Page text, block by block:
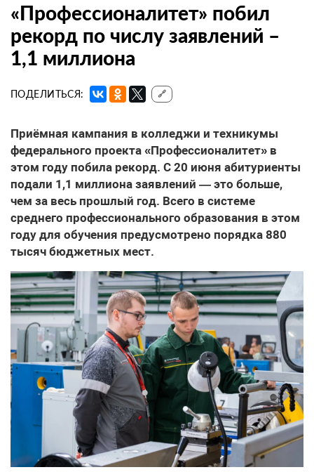
«Профессионалитет» побил
рекорд по числу заявлений –
1,1 миллиона
ПОДЕЛИТЬСЯ: 🔗
Приёмная кампания в колледжи и техникумы
федерального проекта «Профессионалитет» в
этом году побила рекорд. С 20 июня абитуриенты
подали 1,1 миллиона заявлений — это больше,
чем за весь прошлый год. Всего в системе
среднего профессионального образования в этом
году для обучения предусмотрено порядка 880
тысяч бюджетных мест.